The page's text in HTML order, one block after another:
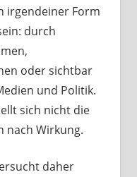
irgendeiner Form
durch
oder sichtbar
und Politik.
sich nicht die
nach Wirkung.
daher